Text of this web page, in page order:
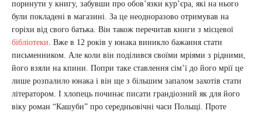
поринути у книгу, забувши про обов’язки кур’єра, які на нього
були покладені в магазині. За це неодноразово отримував на
горіхи від свого батька. Він також перечитав книги з місцевої
бібліотеки . Вже в 12 років у юнака виникло бажання стати
письменником. Але коли він поділився своїми мріями з рідними,
його взяли на кпини. Попри таке ставлення сім’ї до його мрії це
лише розпалило юнака і він ще з більшим запалом захотів стати
літератором. І хлопець починає писати грандіозний як для його
віку роман “Кашуби” про середньовічні часи Польщі. Проте